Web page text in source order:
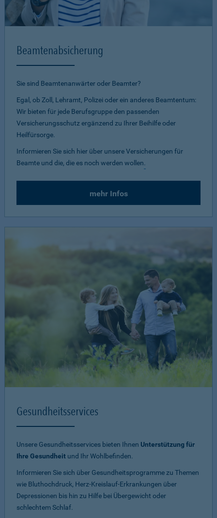
Beamtenabsicherung
Sie sind Beamtenanwärter oder Beamter?
Egal, ob Zoll, Lehramt, Polizei oder ein anderes Beamtentum:
Wir bieten für jede Berufsgruppe den passenden
Versicherungsschutz ergänzend zu Ihrer Beihilfe oder
Heilfürsorge.
Informieren Sie sich hier über unsere Versicherungen für
Beamte und die, die es noch werden wollen.
mehr Infos
Gesundheitsservices
Unsere Gesundheitsservices bieten Ihnen Unterstützung für
Ihre Gesundheit und Ihr Wohlbefinden.
Informieren Sie sich über Gesundheitsprogramme zu Themen
wie Bluthochdruck, Herz-Kreislauf-Erkrankungen über
Depressionen bis hin zu Hilfe bei Übergewicht oder
schlechtem Schlaf.